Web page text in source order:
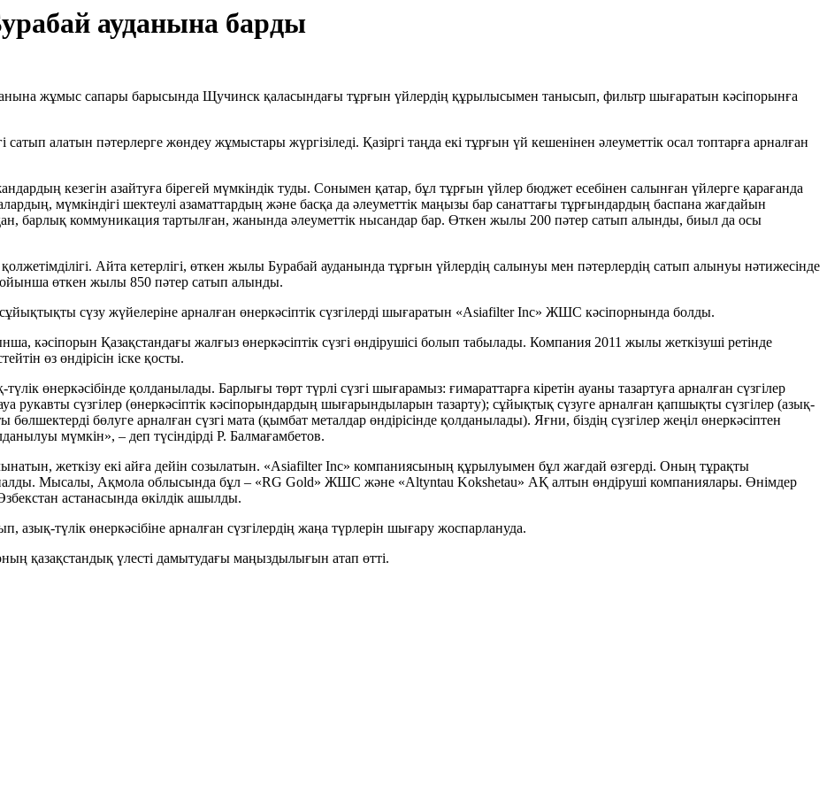
ауданына барды
жұмыс сапары барысында Щучинск қаласындағы тұрғын үйлердің құрылысымен танысып, фильтр шығаратын кәсіпорынға
алатын пәтерлерге жөндеу жұмыстары жүргізіледі. Қазіргі таңда екі тұрғын үй кешенінен әлеуметтік осал топтарға арналған
кезегін азайтуға бірегей мүмкіндік туды. Сонымен қатар, бұл тұрғын үйлер бюджет есебінен салынған үйлерге қарағанда
мүмкіндігі шектеулі азаматтардың және басқа да әлеуметтік маңызы бар санаттағы тұрғындардың баспана жағдайын
барлық коммуникация тартылған, жанында әлеуметтік нысандар бар. Өткен жылы 200 пәтер сатып алынды, биыл да осы
Айта кетерлігі, өткен жылы Бурабай ауданында тұрғын үйлердің салынуы мен пәтерлердің сатып алынуы нәтижесінде
өткен жылы 850 пәтер сатып алынды.
сүзу жүйелеріне арналған өнеркәсіптік сүзгілерді шығаратын «Asiafilter Inc» ЖШС кәсіпорнында болды.
кәсіпорын Қазақстандағы жалғыз өнеркәсіптік сүзгі өндірушісі болып табылады. Компания 2011 жылы жеткізуші ретінде
өз өндірісін іске қосты.
өнеркәсібінде қолданылады. Барлығы төрт түрлі сүзгі шығарамыз: ғимараттарға кіретін ауаны тазартуға арналған сүзгілер
рукавты сүзгілер (өнеркәсіптік кәсіпорындардың шығарындыларын тазарту); сұйықтық сүзуге арналған қапшықты сүзгілер (азық-
бөлуге арналған сүзгі мата (қымбат металдар өндірісінде қолданылады). Яғни, біздің сүзгілер жеңіл өнеркәсіптен
мүмкін», – деп түсіндірді Р. Балмағамбетов.
жеткізу екі айға дейін созылатын. «Asiafilter Inc» компаниясының құрылуымен бұл жағдай өзгерді. Оның тұрақты
Мысалы, Ақмола облысында бұл – «RG Gold» ЖШС және «Altyntau Kokshetau» АҚ алтын өндіруші компаниялары. Өнімдер
астанасында өкілдік ашылды.
азық-түлік өнеркәсібіне арналған сүзгілердің жаңа түрлерін шығару жоспарлануда.
қазақстандық үлесті дамытудағы маңыздылығын атап өтті.